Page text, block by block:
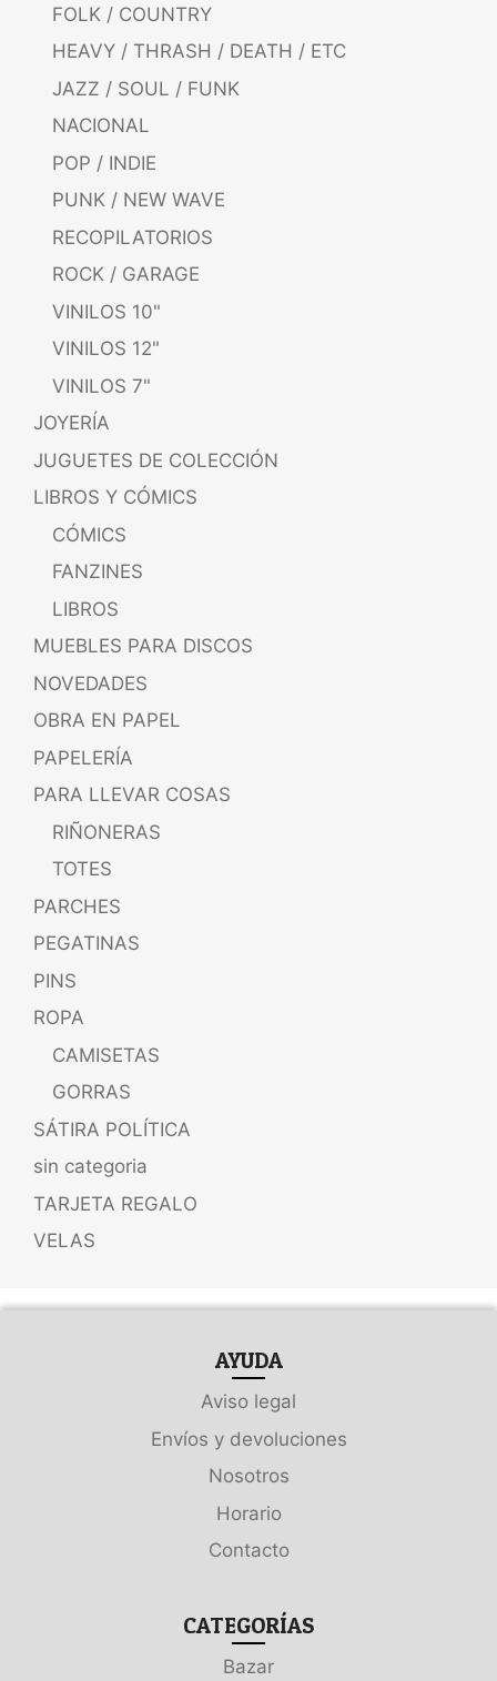
FOLK / COUNTRY
HEAVY / THRASH / DEATH / ETC
JAZZ / SOUL / FUNK
NACIONAL
POP / INDIE
PUNK / NEW WAVE
RECOPILATORIOS
ROCK / GARAGE
VINILOS 10"
VINILOS 12"
VINILOS 7"
JOYERÍA
JUGUETES DE COLECCIÓN
LIBROS Y CÓMICS
CÓMICS
FANZINES
LIBROS
MUEBLES PARA DISCOS
NOVEDADES
OBRA EN PAPEL
PAPELERÍA
PARA LLEVAR COSAS
RIÑONERAS
TOTES
PARCHES
PEGATINAS
PINS
ROPA
CAMISETAS
GORRAS
SÁTIRA POLÍTICA
sin categoria
TARJETA REGALO
VELAS
AYUDA
Aviso legal
Envíos y devoluciones
Nosotros
Horario
Contacto
CATEGORÍAS
Bazar